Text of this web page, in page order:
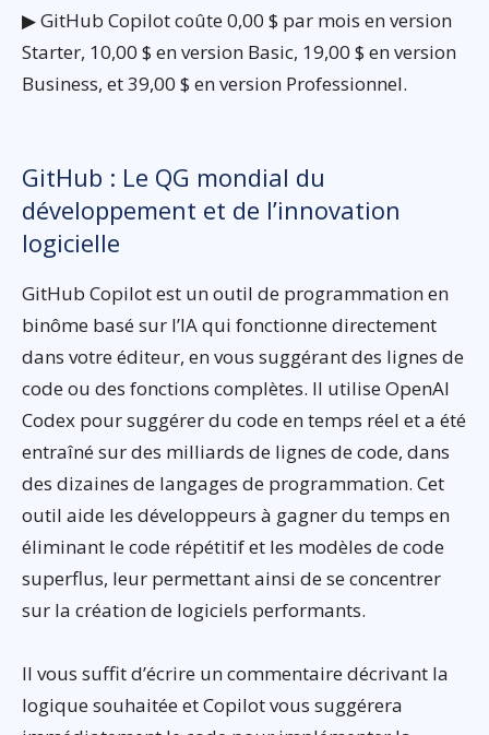
▶ GitHub Copilot coûte 0,00 $ par mois en version
Starter, 10,00 $ en version Basic, 19,00 $ en version
Business, et 39,00 $ en version Professionnel.
GitHub : Le QG mondial du
développement et de l’innovation
logicielle
GitHub Copilot est un outil de programmation en
binôme basé sur l’IA qui fonctionne directement
dans votre éditeur, en vous suggérant des lignes de
code ou des fonctions complètes. Il utilise OpenAI
Codex pour suggérer du code en temps réel et a été
entraîné sur des milliards de lignes de code, dans
des dizaines de langages de programmation. Cet
outil aide les développeurs à gagner du temps en
éliminant le code répétitif et les modèles de code
superflus, leur permettant ainsi de se concentrer
sur la création de logiciels performants.
Il vous suffit d’écrire un commentaire décrivant la
logique souhaitée et Copilot vous suggérera